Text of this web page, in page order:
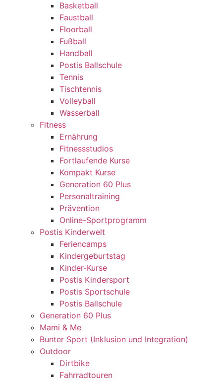
Basketball
Faustball
Floorball
Fußball
Handball
Postis Ballschule
Tennis
Tischtennis
Volleyball
Wasserball
Fitness
Ernährung
Fitnessstudios
Fortlaufende Kurse
Kompakt Kurse
Generation 60 Plus
Personaltraining
Prävention
Online-Sportprogramm
Postis Kinderwelt
Feriencamps
Kindergeburtstag
Kinder-Kurse
Postis Kindersport
Postis Sportschule
Postis Ballschule
Generation 60 Plus
Mami & Me
Bunter Sport (Inklusion und Integration)
Outdoor
Dirtbike
Fahrradtouren